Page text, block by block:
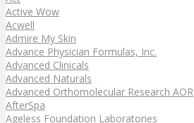
Active Wow
Acwell
Admire My Skin
Advance Physician Formulas, Inc.
Advanced Clinicals
Advanced Naturals
Advanced Orthomolecular Research AOR
AfterSpa
Ageless Foundation Laboratories